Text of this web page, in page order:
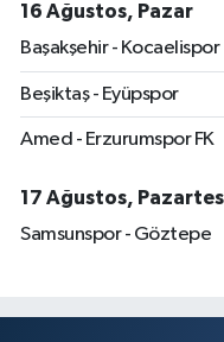
16 Ağustos, Pazar
Başakşehir - Kocaelispor
Beşiktaş - Eyüpspor
Amed - Erzurumspor FK
17 Ağustos,
Samsunspor - Göztepe